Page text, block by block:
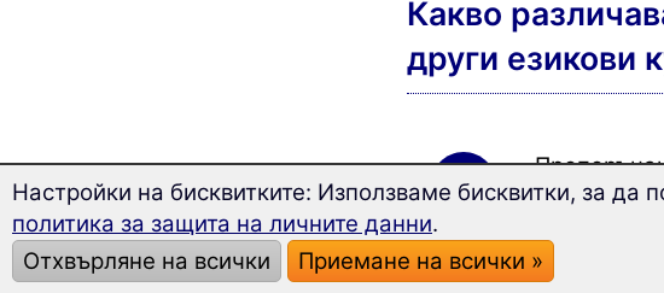
Какво
други езикови
Ще се
Курсът за
Настройки на бисквитките: Използваме бисквитки, за да
политика за защита на личните данни.
Отхвърляне на всички
Приемане на всички »